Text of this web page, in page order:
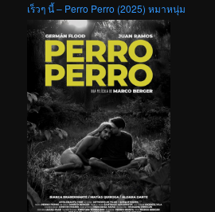
เร็วๆ นี้ – Perro Perro (2025) หมาหนุ่ม